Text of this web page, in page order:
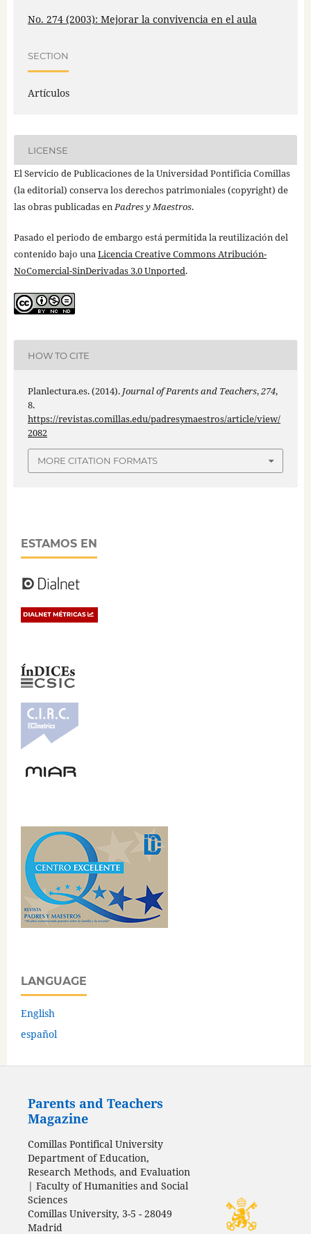
No. 274 (2003): Mejorar la convivencia en el aula
SECTION
Artículos
LICENSE
El Servicio de Publicaciones de la Universidad Pontificia Comillas
(la editorial) conserva los derechos patrimoniales (copyright) de
las obras publicadas enPadres y Maestros.
Pasado el periodo de embargo está permitida la reutilización del
contenido bajo unaLicencia Creative Commons Atribución-
NoComercial-SinDerivadas 3.0 Unported.
HOW TO CITE
Planlectura.es. (2014). Journal of Parents and Teachers,274,
8.
https://revistas.comillas.edu/padresymaestros/article/view/
2082
MORE CITATION FORMATS
ESTAMOS EN
LANGUAGE
English
español
Parents and Teachers
Magazine
Comillas Pontifical University
Department of Education,
Research Methods, and Evaluation
| Faculty of Humanities and Social
Sciences
Comillas University, 3-5 - 28049
Madrid